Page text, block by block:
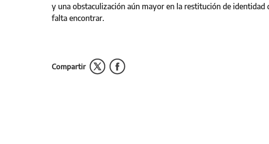
y una obstaculización aún mayor en la restitución de identidad
falta encontrar.
Compartir